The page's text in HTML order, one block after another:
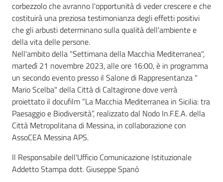
corbezzolo che avranno l'opportunità di veder crescere e che
costituirà una preziosa testimonianza degli effetti positivi
che gli arbusti determinano sulla qualità dell'ambiente e
della vita delle persone.
Nell'ambito della "Settimana della Macchia Mediterranea",
martedì 21 novembre 2023, alle ore 16:00, è in programma
un secondo evento presso il Salone di Rappresentanza "
Mario Scelba" della Città di Caltagirone dove verrà
proiettato il docufilm “La Macchia Mediterranea in Sicilia: tra
Paesaggio e Biodiversità”, realizzato dal Nodo In.F.E.A. della
Città Metropolitana di Messina, in collaborazione con
AssoCEA Messina APS.
Il Responsabile dell'Ufficio Comunicazione Istituzionale
Addetto Stampa dott. Giuseppe Spanò